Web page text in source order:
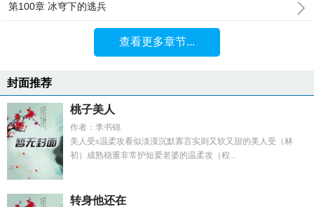
第100章 冰穹下的逃兵
查看更多章节...
封面推荐
桃子美人
作者：李书锦
美人受x温柔攻看似淡漠沉默寡言实则又软又甜的美人受（林
初）成熟稳重非常护短爱老婆的温柔攻（程...
转身他还在